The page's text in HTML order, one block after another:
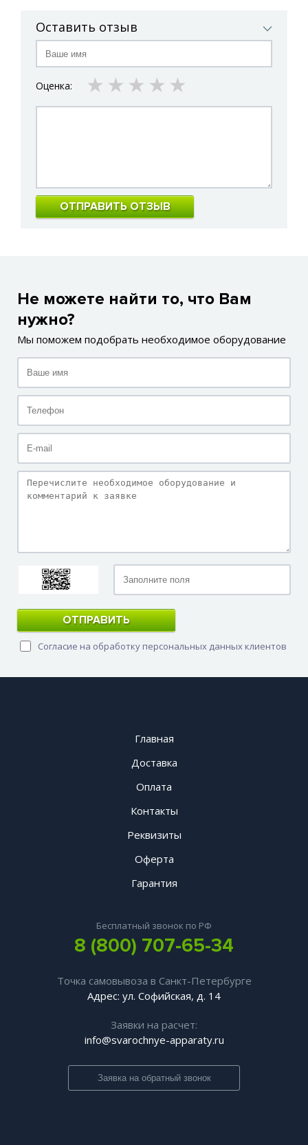
Оставить отзыв
Оценка: 4 stars
3 stars
2 stars
1 star
ОТПРАВИТЬ ОТЗЫВ
Не можете найти то, что Вам
нужно?
Мы поможем подобрать необходимое оборудование
ОТПРАВИТЬ
Согласие на обработку персональных данных клиентов
Главная
Доставка
Оплата
Контакты
Реквизиты
Оферта
Гарантия
Бесплатный звонок по РФ
8 (800) 707-65-34
Точка самовывоза в Санкт-Петербурге
Адрес: ул. Софийская, д. 14
Заявки на расчет:
info@svarochnye-apparaty.ru
Заявка на обратный звонок